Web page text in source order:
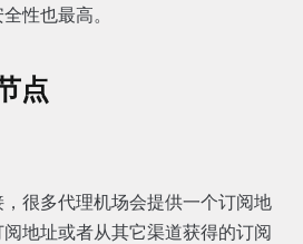
性也最高。
点
很多代理机场会提供一个订阅地
地址或者从其它渠道获得的订阅